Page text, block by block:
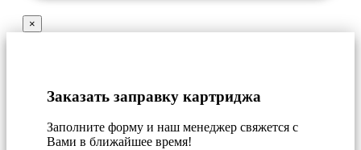
×
Заказать заправку картриджа
Заполните форму и наш менеджер свяжется с
Вами в ближайшее время!